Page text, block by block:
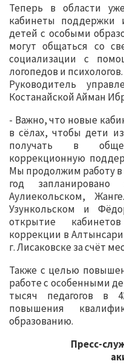
Теперь в области
кабинеты поддержки
детей с особыми
могут общаться со
социализации с
логопедов и психологов.
Руководитель
Костанайской Айман
- Важно, что новые
в сёлах, чтобы дети
получать в
коррекционную
Мы продолжим работу в
год
Аулиекольском,
Узункольском и
открытие кабинетов
коррекции в
г. Лисаковске за счёт
Также с целью
работе с особенными
тысяч педагогов в
повышения
образованию.
Пресс-